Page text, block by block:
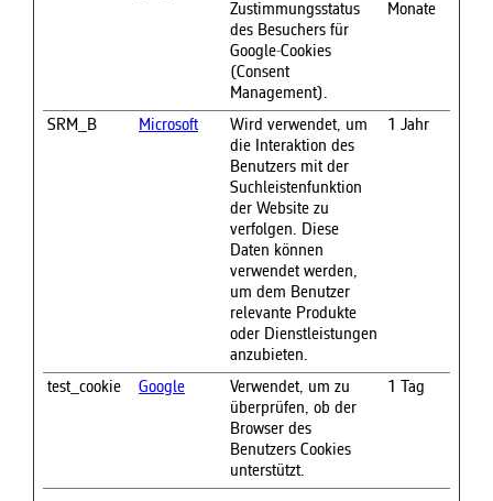
Zustimmungsstatus
des Besuchers für
Google-Cookies
(Consent
Management).
Monate
SRM_B Microsoft
Wird verwendet, um
die Interaktion des
Benutzers mit der
Suchleistenfunktion
der Website zu
verfolgen. Diese
Daten können
verwendet werden,
um dem Benutzer
relevante Produkte
oder Dienstleistungen
anzubieten.
1 Jahr
test_cookie Google
Verwendet, um zu
überprüfen, ob der
Browser des
Benutzers Cookies
unterstützt.
1 Tag